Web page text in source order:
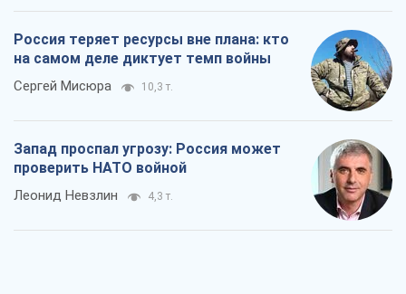
Россия теряет ресурсы вне плана: кто
на самом деле диктует темп войны
Сергей Мисюра 10,3 т.
Запад проспал угрозу: Россия может
проверить НАТО войной
Леонид Невзлин 4,3 т.